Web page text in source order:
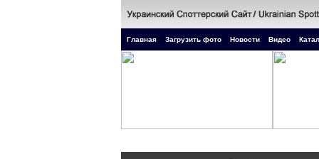
Главная Загрузить фото Новости Видео